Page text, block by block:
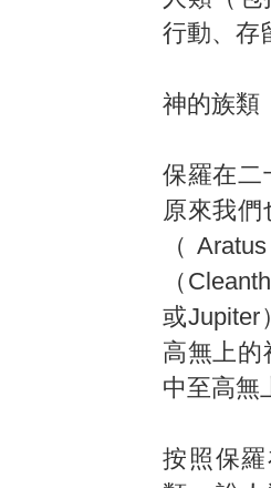
行動、存
神的族類
保羅在二
原來我
（
（
或Jupiter
高無上的
中至高無
按照保